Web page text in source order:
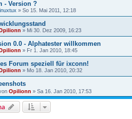
- Version ?
» So 15. Mai 2011, 12:18
» Mi 30. Dez 2009, 16:23
0.0 - Alphatester willkommen
» Fr 1. Jan 2010, 18:45
Forum speziell für ixconn!
» Mo 18. Jan 2010, 20:32
Opilionn » Sa 16. Jan 2010, 17:53